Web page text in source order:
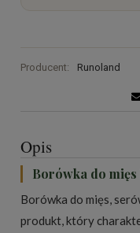
Producent: Runoland
Opis
Borówka do
Borówka do mięs,
produkt, który